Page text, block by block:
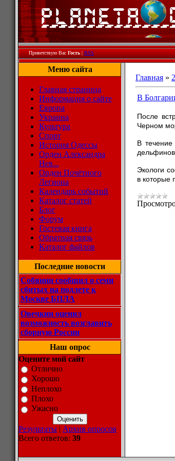
Приветствую Вас Гость|RSS
Меню сайта
Главная страница
Информация о сайте
Европа
Украина
Культура
Спорт
История Одессы
Орден Александра
Нев...
Орден Почётного
Легиона
Календарь событий
Каталог статей
Блог
Форум
Гостевая книга
Обратная связь
Каталог файлов
Последние новости
Собянин сообщил о семи
сбитых на подлете к
Москве БПЛА
Овечкин оценил
возможность возглавить
сборную России
Наш опрос
Оцените мой сайт
Отлично
Хорошо
Неплохо
Плохо
Ужасно
Результаты | Архив опросов
Всего ответов: 39
Главная »
В
После
Черном
В
Экологи
в которые